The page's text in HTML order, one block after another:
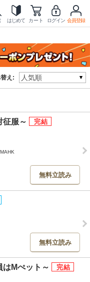
はじめて カート ログイン 会員登録
え:
征服～
無料立読み
無料立読み
はМぺット～